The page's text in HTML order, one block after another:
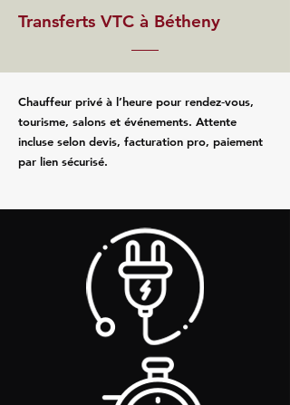
Transferts VTC à Bétheny
Chauffeur privé à l’heure pour rendez‑vous,
tourisme, salons et événements. Attente
incluse selon devis, facturation pro, paiement
par lien sécurisé.